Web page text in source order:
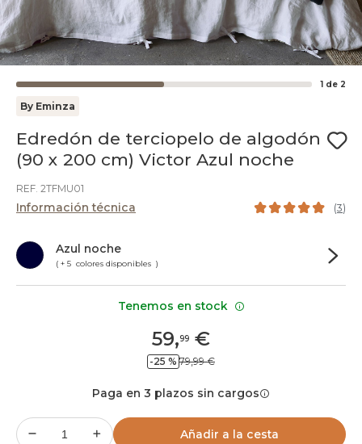
1 de 2
By Eminza
Edredón de terciopelo de algodón
(90 x 200 cm) Victor Azul noche
REF. 2TFMU01
Información técnica (3)
Azul noche
( + 5 colores disponibles )
59,99 €
-25 % 79,99 €
Paga en 3 plazos sin cargos
Añadir a la cesta